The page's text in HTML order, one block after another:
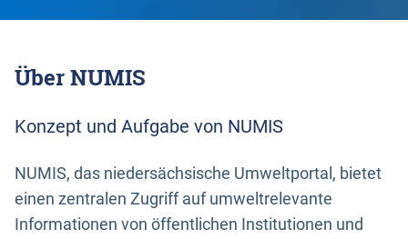
Über NUMIS
Konzept und Aufgabe von NUMIS
NUMIS, das niedersächsische Umweltportal, bietet
einen zentralen Zugriff auf umweltrelevante
Informationen von öffentlichen Institutionen und